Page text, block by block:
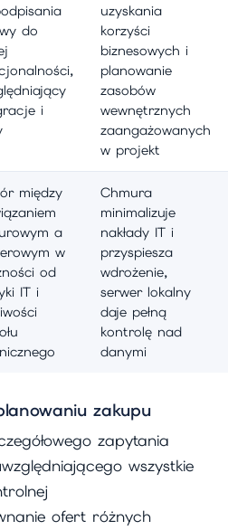
do
i
uzyskania
korzyści
biznesowych i
planowanie
zasobów
wewnętrznych
zaangażowanych
w projekt
między
a
w
od
IT i
Chmura
minimalizuje
nakłady IT i
przyspiesza
wdrożenie,
serwer lokalny
daje pełną
kontrolę nad
danymi
zakupu
zapytania
wszystkie
ofert różnych